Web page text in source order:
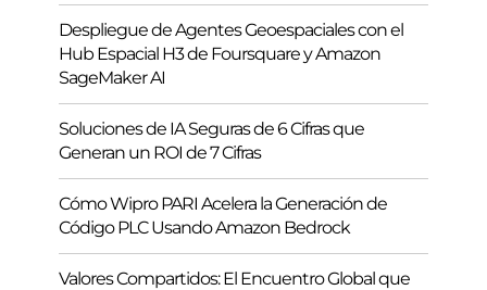
Despliegue de Agentes Geoespaciales con el
Hub Espacial H3 de Foursquare y Amazon
SageMaker AI
Soluciones de IA Seguras de 6 Cifras que
Generan un ROI de 7 Cifras
Cómo Wipro PARI Acelera la Generación de
Código PLC Usando Amazon Bedrock
Valores Compartidos: El Encuentro Global que